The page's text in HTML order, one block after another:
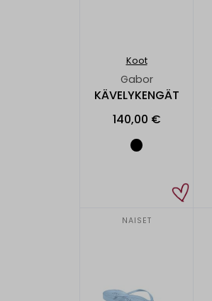
Koot
Gabor
KÄVELYKENGÄT
140,00 €
NAISET